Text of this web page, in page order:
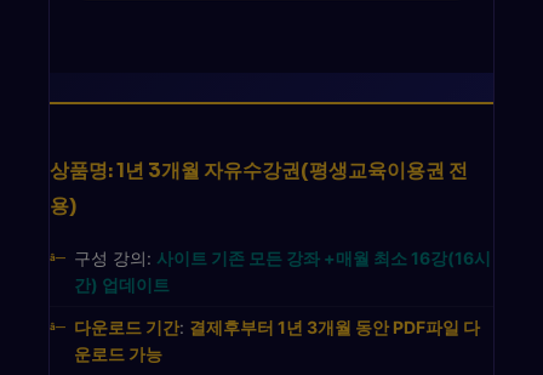
상품명: 1년 3개월 자유수강권(평생교육이용권 전
용)
구성 강의: 사이트 기존 모든 강좌 +매월 최소 16강(16시
간) 업데이트
다운로드 기간: 결제후부터 1년 3개월 동안 PDF파일 다
운로드 가능